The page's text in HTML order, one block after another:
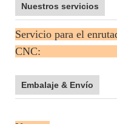
Nuestros servicios
Servicio para el
Embalaje & Envío